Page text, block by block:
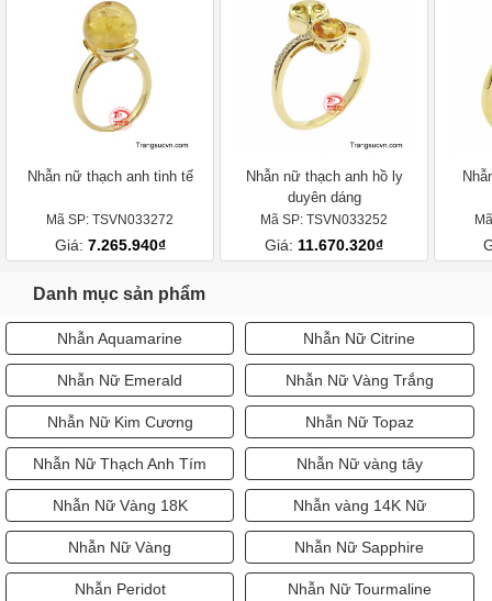
Nhẫn nữ thạch anh tinh tế
Mã SP: TSVN033272
Giá: 7.265.940₫
Nhẫn nữ thạch anh hồ ly
duyên dáng
Mã SP: TSVN033252
Giá: 11.670.320₫
Danh mục sản phẩm
Nhẫn Aquamarine Nhẫn Nữ Citrine
Nhẫn Nữ Emerald Nhẫn Nữ Vàng Trắng
Nhẫn Nữ Kim Cương Nhẫn Nữ Topaz
Nhẫn Nữ Thạch Anh Tím Nhẫn Nữ vàng tây
Nhẫn Nữ Vàng 18K Nhẫn vàng 14K Nữ
Nhẫn Nữ Vàng Nhẫn Nữ Sapphire
Nhẫn Peridot Nhẫn Nữ Tourmaline